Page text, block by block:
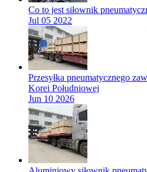
Co to jest siłownik
Jul 05 2022
Przesyłka pneumatycznego
Korei Południowej
Jun 10 2026